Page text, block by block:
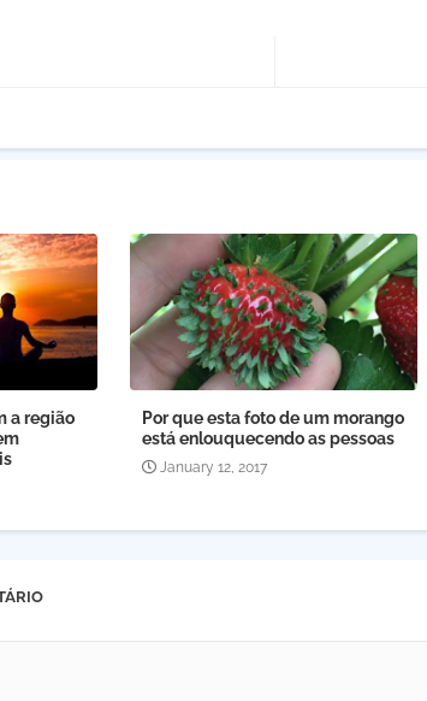
a região
Por que esta foto de um morango
está enlouquecendo as pessoas
January 12, 2017